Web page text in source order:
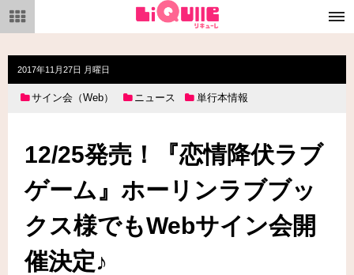
メ
ニ
ュ
2017年11月27日 月曜日
サイン会（Web） ニュース 単行本情報
12/25発売！『恋情降伏ラブ
ゲーム』ホーリンラブブッ
クス様でもWebサイン会開
催決定♪